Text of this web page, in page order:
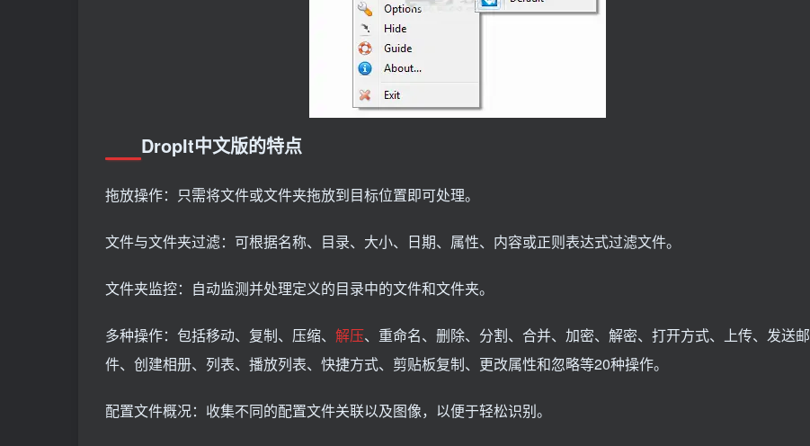
DropIt中文版的特点
拖放操作：只需将文件或文件夹拖放到目标位置即可处理。
文件与文件夹过滤：可根据名称、目录、大小、日期、属性、内容或正则表达式过滤文件。
文件夹监控：自动监测并处理定义的目录中的文件和文件夹。
多种操作：包括移动、复制、压缩、 解压、重命名、删除、分割、合并、加密、解密、打开方式、上传、发送邮
件、创建相册、列表、播放列表、快捷方式、剪贴板复制、更改属性和忽略等20种操作。
配置文件概况：收集不同的配置文件关联以及图像，以便于轻松识别。